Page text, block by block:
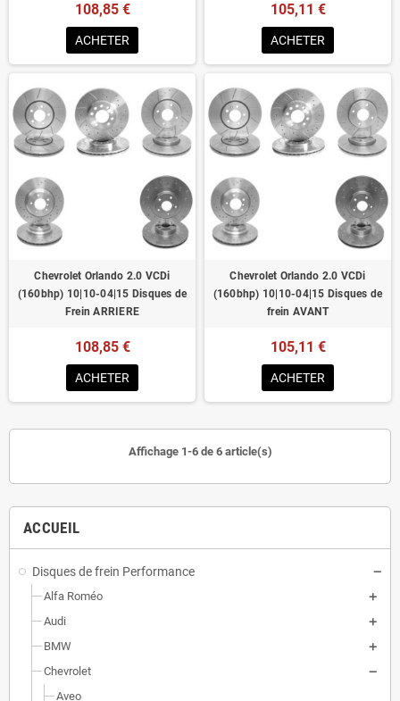
ACCUEIL
Disques de frein Performance
Alfa Roméo
Audi
BMW
Chevrolet
Aveo
108,85 €
ACHETER
105,11 €
ACHETER
Chevrolet Orlando 2.0 VCDi
(160bhp) 10|10-04|15 Disques de
Frein ARRIERE
108,85 €
ACHETER
Chevrolet Orlando 2.0 VCDi
(160bhp) 10|10-04|15 Disques de
frein AVANT
105,11 €
ACHETER
Affichage 1-6 de 6 article(s)